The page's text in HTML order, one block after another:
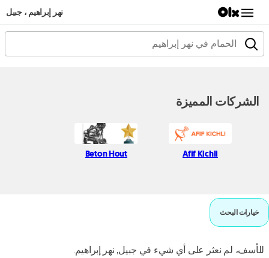
نهر إبراهيم ، جبيل
الشركات المميزة
Afif Kichli
Beton Hout
خيارات البحث
للأسف، لم نعثر على أي شيء في جبيل, نهر إبراهيم.